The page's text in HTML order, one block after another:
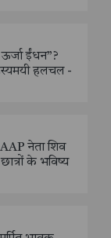
ईंधन”?
हलचल -
नेता शिव
के भविष्य